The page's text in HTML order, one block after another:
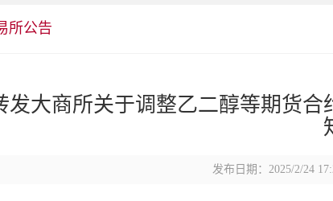
所公告
发大商所关于调整乙二醇等期货
发布日期：2025/2/24